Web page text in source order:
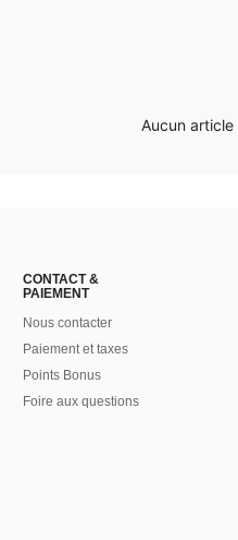
Aucun article
CONTACT &
PAIEMENT
Nous contacter
Paiement et taxes
Points Bonus
Foire aux questions